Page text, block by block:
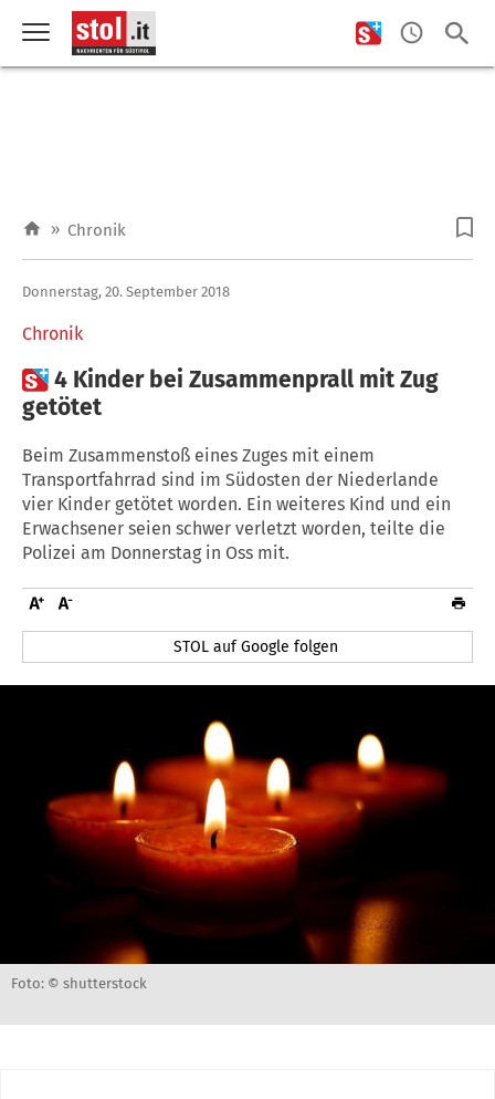
» Chronik
Chronik
Donnerstag, 20. September 2018
4 Kinder bei Zusammenprall mit Zug
getötet
Beim Zusammenstoß eines Zuges mit einem
Transportfahrrad sind im Südosten der Niederlande
vier Kinder getötet worden. Ein weiteres Kind und ein
Erwachsener seien schwer verletzt worden, teilte die
Polizei am Donnerstag in Oss mit.
STOL auf Google folgen
Foto: © shutterstock